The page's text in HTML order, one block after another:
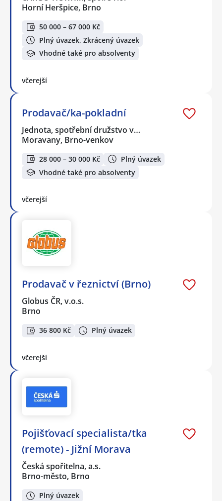
Horní Heršpice, Brno
50 000 – 67 000 Kč
Plný úvazek, Zkrácený úvazek
Vhodné také pro absolventy
včerejší
Prodavač/ka-pokladní
Jednota, spotřební družstvo v…
Moravany, Brno-venkov
28 000 – 30 000 Kč
Plný úvazek
Vhodné také pro absolventy
včerejší
Prodavač v řeznictví (Brno)
Globus ČR, v.o.s.
Brno
36 800 Kč Plný úvazek
včerejší
Pojišťovací specialista/tka
(remote) - Jižní Morava
Česká spořitelna, a.s.
Brno-město, Brno
Plný úvazek